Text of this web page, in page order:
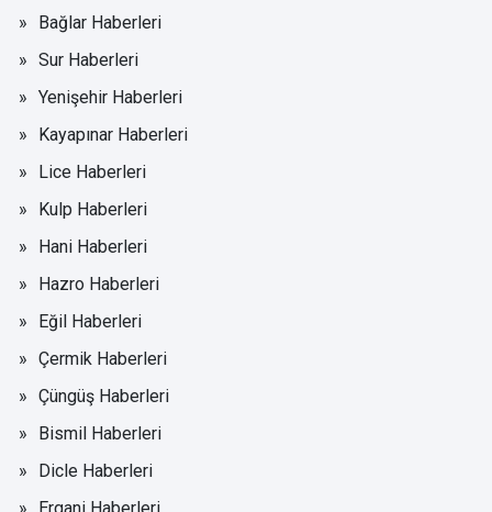
Bağlar Haberleri
Sur Haberleri
Yenişehir Haberleri
Kayapınar Haberleri
Lice Haberleri
Kulp Haberleri
Hani Haberleri
Hazro Haberleri
Eğil Haberleri
Çermik Haberleri
Çüngüş Haberleri
Bismil Haberleri
Dicle Haberleri
Ergani Haberleri